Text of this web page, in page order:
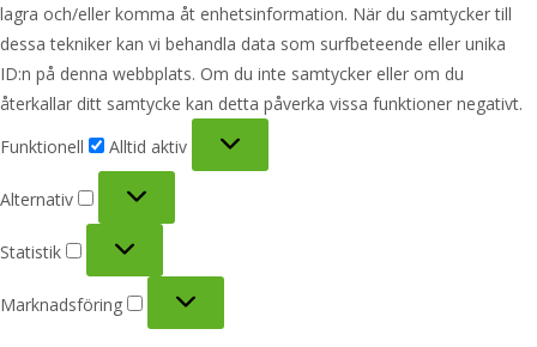
lagra och/eller komma åt enhetsinformation. När du samtycker till
dessa tekniker kan vi behandla data som surfbeteende eller unika
ID:n på denna webbplats. Om du inte samtycker eller om du
återkallar ditt samtycke kan detta påverka vissa funktioner negativt.
Funktionell
Alltid aktiv
Alternativ
Statistik
Marknadsföring